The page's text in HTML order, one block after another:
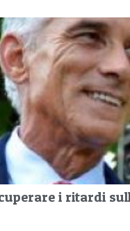
i ritardi